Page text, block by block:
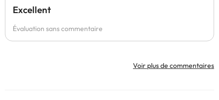
Excellent
Évaluation sans commentaire
Voir plus de commentaires